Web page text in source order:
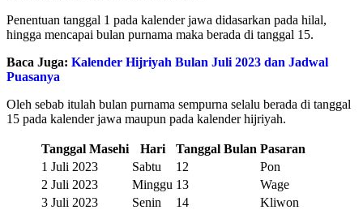
Penentuan tanggal 1 pada kalender jawa didasarkan pada hilal,
hingga mencapai bulan purnama maka berada di tanggal 15.
Baca Juga: Kalender Hijriyah Bulan Juli 2023 dan Jadwal
Puasanya
Oleh sebab itulah bulan purnama sempurna selalu berada di tanggal
15 pada kalender jawa maupun pada kalender hijriyah.
Tanggal Masehi Hari Tanggal Bulan Pasaran
1 Juli 2023
Sabtu 12
Pon
2 Juli 2023
Minggu 13
Wage
3 Juli 2023
Senin 14
Kliwon